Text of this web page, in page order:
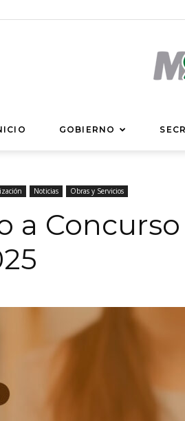
GOBIERNO
Noticias Obras y Servicios
a